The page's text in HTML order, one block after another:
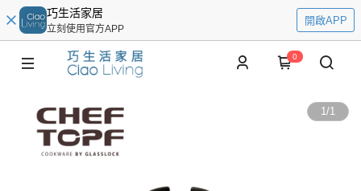
巧生活家居
立刻使用官方APP
開啟APP
0
1/1